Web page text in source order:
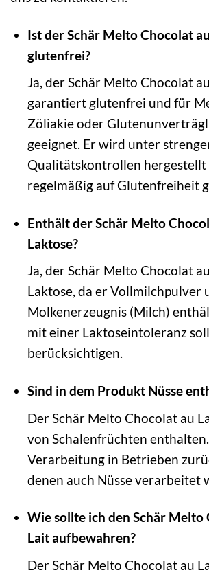
Ist der Schär Melto Chocolat
glutenfrei?
Ja, der Schär Melto Chocolat
garantiert glutenfrei und für
Zöliakie oder
geeignet. Er wird unter
Qualitätskontrollen hergestellt
regelmäßig auf Glutenfreiheit
Enthält der Schär Melto
Laktose?
Ja, der Schär Melto Chocolat
Laktose, da er Vollmilchpulver
Molkenerzeugnis (Milch)
mit einer Laktoseintoleranz
berücksichtigen.
Sind in dem Produkt Nüsse
Der Schär Melto Chocolat au
von Schalenfrüchten
Verarbeitung in Betrieben
denen auch Nüsse verarbeitet
Wie sollte ich den Schär Melto
Lait aufbewahren?
Der Schär Melto Chocolat au